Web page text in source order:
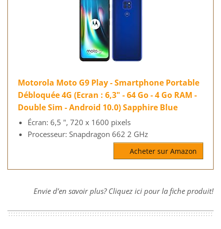
Motorola Moto G9 Play - Smartphone Portable
Débloquée 4G (Ecran : 6,3" - 64 Go - 4 Go RAM -
Double Sim - Android 10.0) Sapphire Blue
Écran: 6,5 ", 720 x 1600 pixels
Processeur: Snapdragon 662 2 GHz
Acheter sur Amazon
Envie d’en savoir plus? Cliquez ici pour la fiche produit!